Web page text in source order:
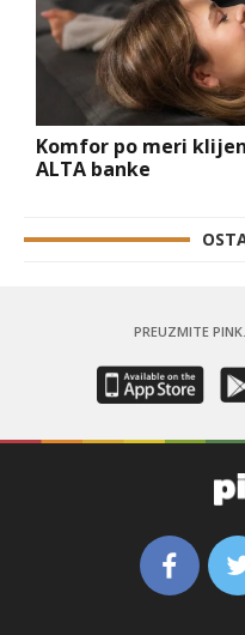
Komfor po meri
ALTA banke
PREUZMITE